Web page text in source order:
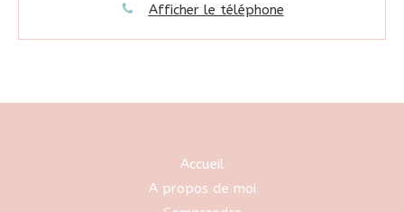
Afficher le téléphone
Accueil
A propos de moi